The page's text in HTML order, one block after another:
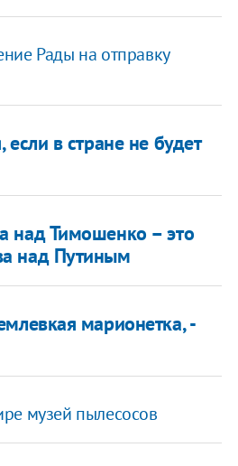
Рады на отправку
если в стране не будет
над Тимошенко – это
над Путиным
марионетка, -
музей пылесосов